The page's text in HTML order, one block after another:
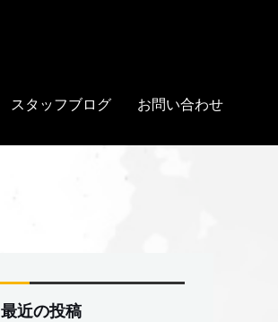
スタッフブログ お問い合わせ
最近の投稿